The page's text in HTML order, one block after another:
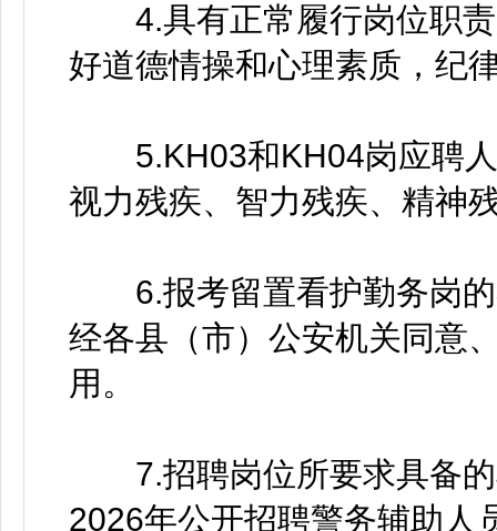
4.具有正常履行岗位职责
好道德情操和心理素质，纪
5.KH03和KH04岗应聘人
视力残疾、智力残疾、精神
6.报考留置看护勤务岗的
经各县（市）公安机关同意
用。
7.招聘岗位所要求具备的
2026年公开招聘警务辅助人